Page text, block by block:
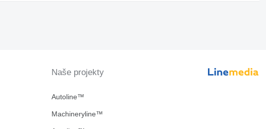
Naše projekty
Autoline™
Machineryline™